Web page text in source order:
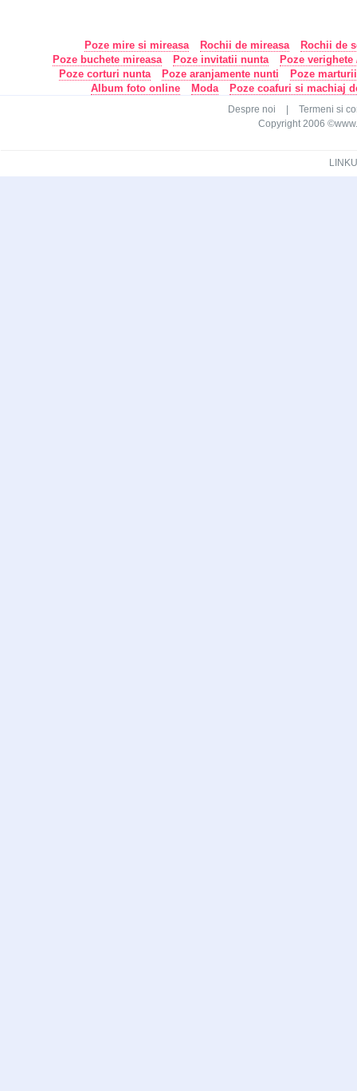
Poze mire si mireasa Rochii de mireasa
Rochii de
Poze buchete mireasa
Poze invitatii nunta
Poze
Poze corturi nunta
Poze aranjamente nunti
Poze
Album foto online
Moda Poze coafuri si machiaj
Despre noi
Termeni si
Copyright 2006